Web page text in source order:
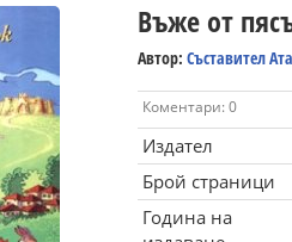
Въже от
Автор: Съставител
Коментари: 0
Издател
Брой страници
Година на